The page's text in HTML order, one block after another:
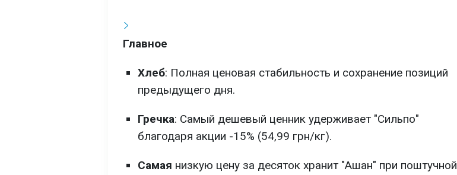
Главное
Хлеб: Полная ценовая стабильность и сохранение позиций
предыдущего дня.
Гречка: Самый дешевый ценник удерживает "Сильпо"
благодаря акции -15% (54,99 грн/кг).
Самая низкую цену за десяток хранит "Ашан" при поштучной